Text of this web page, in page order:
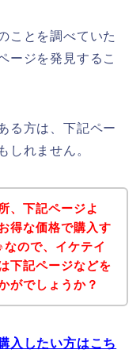
ことを調べていた
ージを発見するこ
る方は、下記ペー
しれません。
、下記ページよ
得な価格で購入す
ので、イケテイ
下記ページなどを
がでしょうか？
入したい方はこち